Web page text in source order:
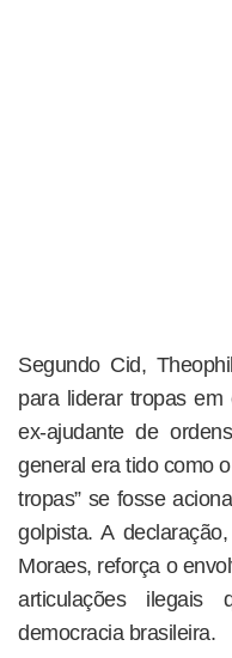
Segundo Cid,
para liderar tropas
ex-ajudante de
general era tido como
tropas” se fosse
golpista. A
Moraes, reforça o
articulações
democracia brasileira.